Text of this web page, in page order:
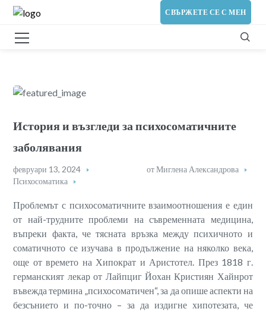
СВЪРЖЕТЕ СЕ С МЕН
История и възгледи за психосоматичните
заболявания
февруари 13, 2024 отМиглена Александрова
Психосоматика
Проблемът с психосоматичните взаимоотношения е един
от най-трудните проблеми на съвременната медицина,
въпреки факта, че тясната връзка между психичното и
соматичното се изучава в продължение на няколко века,
още от времето на Хипократ и Аристотел. През 1818 г.
германският лекар от Лайпциг Йохан Кристиян Хайнрот
въвежда термина „психосоматичен“, за да опише аспекти на
безсънието и по-точно – за да издигне хипотезата, че